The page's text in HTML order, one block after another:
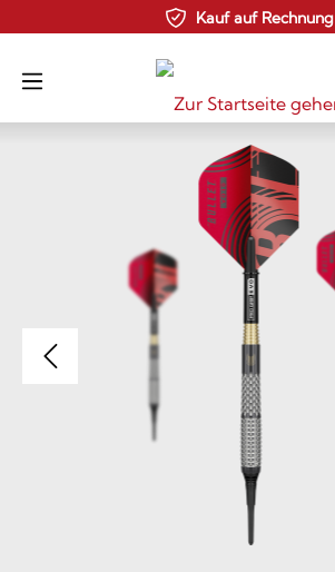
Zum Hauptinhalt springenKauf auf Rechnung